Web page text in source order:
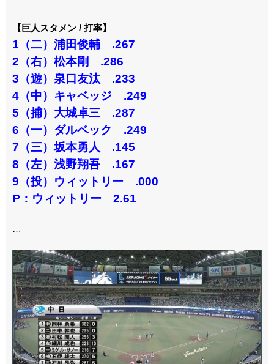
【巨人スタメン / 打率】
1（二）浦田俊輔 .267
2（右）松本剛 .286
3（遊）泉口友汰 .233
4（中）キャベッジ .249
5（捕）大城卓三 .287
6（一）ダルベック .249
7（三）坂本勇人 .145
8（左）浅野翔吾 .167
9（投）ウィットリー .000
P：ウィットリー 2.61
…